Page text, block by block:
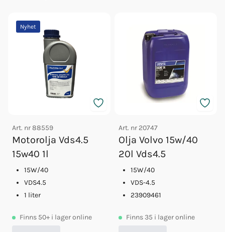
Nyhet
Art. nr88559
Motorolja Vds4.5
15w40 1l
15W/40
VDS4.5
1 liter
Finns 50+ i lager online
Art. nr 20747
Olja Volvo 15w/40
20l Vds4.5
15W/40
VDS-4.5
23909461
Finns 35 i lager online